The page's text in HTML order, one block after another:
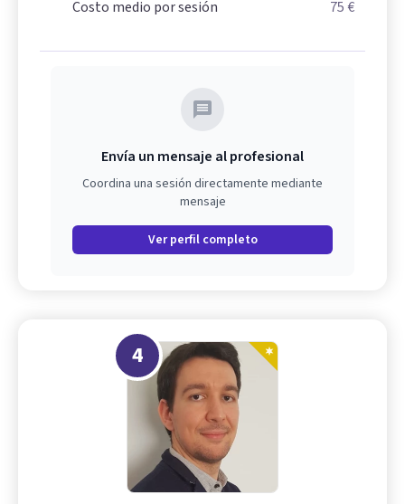
Costo medio por sesión 75 €
Envía un mensaje al profesional
Coordina una sesión directamente mediante
mensaje
Ver perfil completo
4